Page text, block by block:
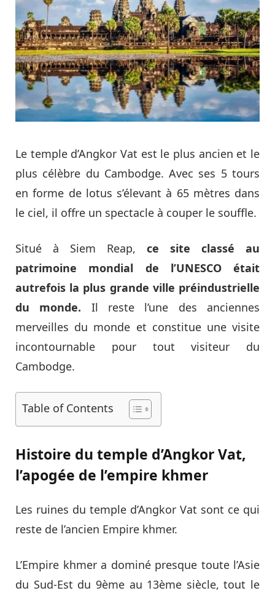
Le temple d’Angkor Vat est le plus ancien et le
plus célèbre du Cambodge. Avec ses 5 tours
en forme de lotus s’élevant à 65 mètres dans
le ciel, il offre un spectacle à couper le souffle.
Situé à Siem Reap, ce site classé au
patrimoine mondial de l’UNESCO était
autrefois la plus grande ville préindustrielle
du monde. Il reste l’une des anciennes
merveilles du monde et constitue une visite
incontournable pour tout visiteur du
Cambodge.
Table of Contents
Histoire du temple d’Angkor Vat,
l’apogée de l’empire khmer
Les ruines du temple d’Angkor Vat sont ce qui
reste de l’ancien Empire khmer.
L’Empire khmer a dominé presque toute l’Asie
du Sud-Est du 9ème au 13ème siècle, tout le